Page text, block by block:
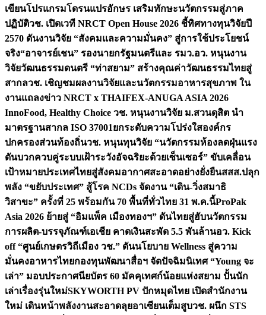
เขียนโปรแกรมโดรนแปรอักษร เสริมทักษะนวัตกรรมสู่ภาค
ปฏิบัติวช. เปิดเวที NRCT Open House 2026 ชี้ทิศทางทุนวิจัยปี
2570 ดันงานวิจัย “สังคมและความมั่นคง” สู่การใช้ประโยชน์
จริง“อาจารย์เชน” รองนายกรัฐมนตรีและ รมว.อว. หนุนงาน
วิจัยวัฒนธรรมดนตรี “ท่าสยาม” สร้างคุณค่าวัฒนธรรมไทยสู่
สากลวช. เชิญชมผลงานวิจัยและนวัตกรรมอาหารสุขภาพ ใน
งานแถลงข่าว NRCT x THAIFEX-ANUGA ASIA 2026
InnoFood, Healthy Choice วช. หนุนงานวิจัย ม.สวนดุสิต นำ
มาตรฐานสากล ISO 37001ยกระดับความโปร่งใสองค์กร
ปกครองส่วนท้องถิ่นวช. หนุนทุนวิจัย “นวัตกรรมห้องลดฝุ่นแรง
ดันบวกควบคู่ระบบเฝ้าระวังอัจฉริยะด้วยเซ็นเซอร์” ขับเคลื่อน
เป้าหมายประเทศไทยสู่สังคมอากาศสะอาดอย่างยั่งยืนสสส.ปลุก
พลัง “ขยับประเทศ” สู้โรค NCDs จัดงาน “เดิน-วิ่งสมาธิ
วิสาขะ” ครั้งที่ 25 พร้อมกัน 70 พื้นที่ทั่วไทย 31 พ.ค.นี้ProPak
Asia 2026 ย้ายสู่ “อิมแพ็ค เมืองทองฯ” ดันไทยสู่ฮับนวัตกรรม
การผลิต-บรรจุภัณฑ์เอเชีย คาดเงินสะพัด 5.5 พันล้านอว. Kick
off “ศูนย์เกษตรวิถีเมือง วช.” ดันนโยบาย Wellness สู่ความ
มั่นคงอาหารไทยกองทุนพัฒนาสื่อฯ จัดปัจฉิมนิเทศ “Young จะ
เล่า” มอบประกาศนียบัตร 60 มัคคุเทศก์น้อยแห่งสยาม ปั้นนัก
เล่าเรื่องรุ่นใหม่SKYWORTH PV ปักหมุดไทย เปิดสำนักงาน
ใหม่ เดินหน้าพลังงานสะอาดลุยอาเซียนเต็มสูบวช. ผนึก STS